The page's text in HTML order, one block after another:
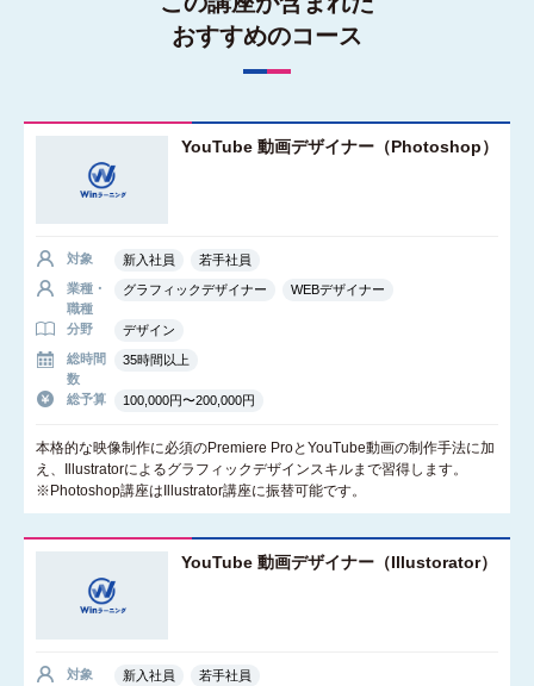
おすすめのコース
YouTube 動画デザイナー（Photoshop）
対象 新入社員
若手社員
業種・
職種
グラフィックデザイナー WEBデザイナー
分野
デザイン
総時間
数
35時間以上
総予算 100,000円〜200,000円
本格的な映像制作に必須のPremiere ProとYouTube動画の制作手法に加
え、Illustratorによるグラフィックデザインスキルまで習得します。
※Photoshop講座はIllustrator講座に振替可能です。
YouTube 動画デザイナー（Illustorator）
対象 新入社員
若手社員